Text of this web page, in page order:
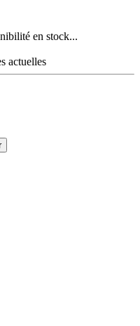
en stock...
actuelles